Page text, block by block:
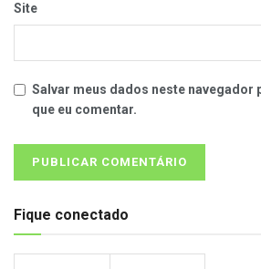
Site
Salvar meus dados neste navegador
que eu comentar.
Fique conectado